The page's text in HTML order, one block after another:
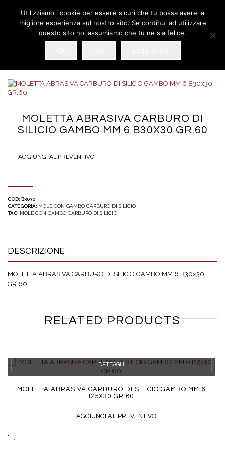
MOLETTA ABRASIVA CARBURO DI
SILICIO GAMBO MM 6 B30X30 GR.60
AGGIUNGI AL PREVENTIVO
COD: B3030
CATEGORIA: MOLE CON GAMBO CARBURO DI SILICIO
TAG: MOLE CON GAMBO CARBURO DI SILICIO
DESCRIZIONE
MOLETTA ABRASIVA CARBURO DI SILICIO GAMBO MM 6 B30x30
GR.60
RELATED PRODUCTS
DETTAGLI
MOLETTA ABRASIVA CARBURO DI SILICIO GAMBO MM 6
I25X30 GR.60
AGGIUNGI AL PREVENTIVO
'; ';
Utilizziamo i cookie per essere sicuri che tu possa avere la
migliore esperienza sul nostro sito. Se continui ad utilizzare
questo sito noi assumiamo che tu ne sia felice.